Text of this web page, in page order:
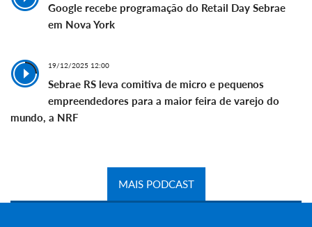
Google recebe programação do Retail Day Sebrae
em Nova York
19/12/2025 12:00
Sebrae RS leva comitiva de micro e pequenos
empreendedores para a maior feira de varejo do
mundo, a NRF
MAIS PODCAST